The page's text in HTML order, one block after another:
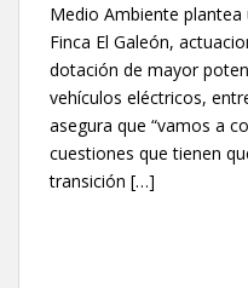
Medio Ambiente
Finca El Galeón,
dotación de mayor
vehículos eléctricos,
asegura que “vamos a
cuestiones que tienen
transición […]